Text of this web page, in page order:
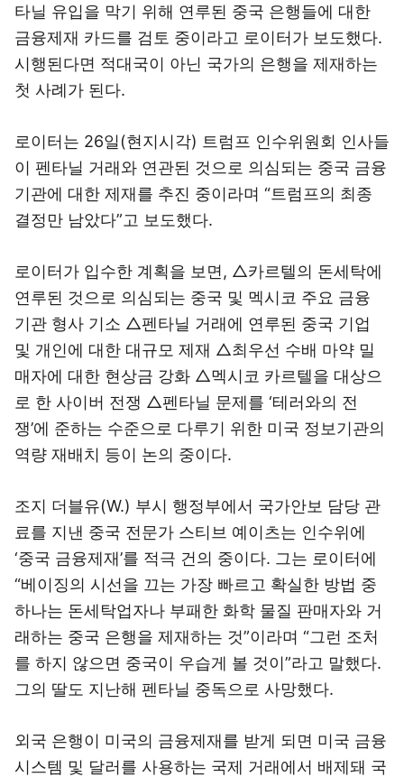
타닐 유입을 막기 위해 연루된 중국 은행들에 대한
금융제재 카드를 검토 중이라고 로이터가 보도했다.
시행된다면 적대국이 아닌 국가의 은행을 제재하는
첫 사례가 된다.
로이터는 26일(현지시각) 트럼프 인수위원회 인사들
이 펜타닐 거래와 연관된 것으로 의심되는 중국 금융
기관에 대한 제재를 추진 중이라며 “트럼프의 최종
결정만 남았다”고 보도했다.
로이터가 입수한 계획을 보면, △카르텔의 돈세탁에
연루된 것으로 의심되는 중국 및 멕시코 주요 금융
기관 형사 기소 △펜타닐 거래에 연루된 중국 기업
및 개인에 대한 대규모 제재 △최우선 수배 마약 밀
매자에 대한 현상금 강화 △멕시코 카르텔을 대상으
로 한 사이버 전쟁 △펜타닐 문제를 ‘테러와의 전
쟁’에 준하는 수준으로 다루기 위한 미국 정보기관의
역량 재배치 등이 논의 중이다.
조지 더블유(W.) 부시 행정부에서 국가안보 담당 관
료를 지낸 중국 전문가 스티브 예이츠는 인수위에
‘중국 금융제재’를 적극 건의 중이다. 그는 로이터에
“베이징의 시선을 끄는 가장 빠르고 확실한 방법 중
하나는 돈세탁업자나 부패한 화학 물질 판매자와 거
래하는 중국 은행을 제재하는 것”이라며 “그런 조처
를 하지 않으면 중국이 우습게 볼 것이”라고 말했다.
그의 딸도 지난해 펜타닐 중독으로 사망했다.
외국 은행이 미국의 금융제재를 받게 되면 미국 금융
시스템 및 달러를 사용하는 국제 거래에서 배제돼 국